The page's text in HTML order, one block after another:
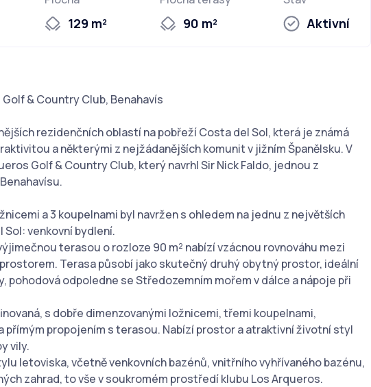
129 m² 90 m² Aktivní
& Country Club, Benahavís
rezidenčních oblastí na pobřeží Costa del Sol, která je známá
a některými z nejžádanějších komunit v jižním Španělsku. V
Golf & Country Club, který navrhl Sir Nick Faldo, jednou z
a 3 koupelnami byl navržen s ohledem na jednu z největších
venkovní bydlení.
terasou o rozloze 90 m² nabízí vzácnou rovnováhu mezi
Terasa působí jako skutečný druhý obytný prostor, ideální
pohodová odpoledne se Středozemním mořem v dálce a nápoje při
s dobře dimenzovanými ložnicemi, třemi koupelnami,
propojením s terasou. Nabízí prostor a atraktivní životní styl
vily.
letoviska, včetně venkovních bazénů, vnitřního vyhřívaného bazénu,
zahrad, to vše v soukromém prostředí klubu Los Arqueros.